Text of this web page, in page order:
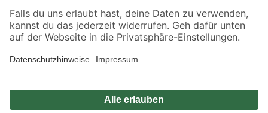
Alle Preisangaben in EUR inkl. gesetzl. MwSt.. Die dargestellten Angebote sind unter
Umständen nicht in allen Märkten verfügbar. Die angegebenen Verfügbarkeiten beziehen
Produkte nur solange der Vorrat reicht.
*Paketversand ab 59 € versandkostenfrei, gilt nicht für Artikel mit Speditionsversand, hier
Privatsphäre Impressum